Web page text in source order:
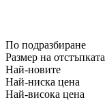
По подразбиране
Размер на отстъпката
Най-новите
Най-ниска цена
Най-висока цена